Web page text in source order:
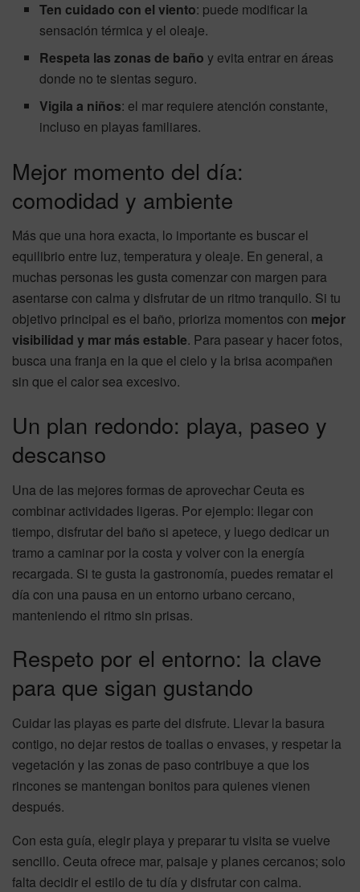
Ten cuidado con el viento: puede modificar la
sensación térmica y el oleaje.
Respeta las zonas de baño y evita entrar en áreas
donde no te sientas seguro.
Vigila a niños: el mar requiere atención constante,
incluso en playas familiares.
Mejor momento del día:
comodidad y ambiente
Más que una hora exacta, lo importante es buscar el
equilibrio entre luz, temperatura y oleaje. En general, a
muchas personas les gusta comenzar con margen para
asentarse con calma y disfrutar de un ritmo tranquilo. Si tu
objetivo principal es el baño, prioriza momentos con mejor
visibilidad y mar más estable. Para pasear y hacer fotos,
busca una franja en la que el cielo y la brisa acompañen
sin que el calor sea excesivo.
Un plan redondo: playa, paseo y
descanso
Una de las mejores formas de aprovechar Ceuta es
combinar actividades ligeras. Por ejemplo: llegar con
tiempo, disfrutar del baño si apetece, y luego dedicar un
tramo a caminar por la costa y volver con la energía
recargada. Si te gusta la gastronomía, puedes rematar el
día con una pausa en un entorno urbano cercano,
manteniendo el ritmo sin prisas.
Respeto por el entorno: la clave
para que sigan gustando
Cuidar las playas es parte del disfrute. Llevar la basura
contigo, no dejar restos de toallas o envases, y respetar la
vegetación y las zonas de paso contribuye a que los
rincones se mantengan bonitos para quienes vienen
después.
Con esta guía, elegir playa y preparar tu visita se vuelve
sencillo. Ceuta ofrece mar, paisaje y planes cercanos; solo
falta decidir el estilo de tu día y disfrutar con calma.